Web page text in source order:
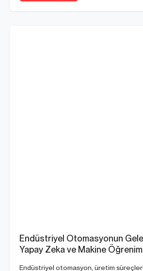
Endüstriyel Otomasyonun
Yapay Zeka ve Makine
Endüstriyel otomasyon, üretim